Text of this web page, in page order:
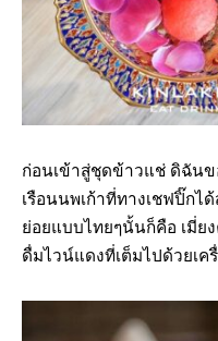
ก่อนเข้าสู่ชุดข้าวแช่ ดิฉัน
เรือนนพเก้าที่ทางเชฟปิ๊กไ
ย่อยแบบไทยๆนั้นก็คือ เมี่ย
ดื่มไวน์แดงที่เต็มไปด้วยเค